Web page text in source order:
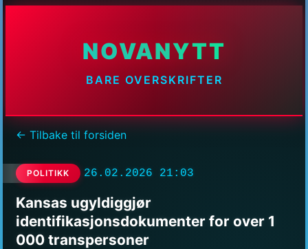
NOVANYTT
BARE OVERSKRIFTER
← Tilbake til forsiden
POLITIKK 26.02.2026 21:03
Kansas ugyldiggjør
identifikasjonsdokumenter for over 1
000 transpersoner